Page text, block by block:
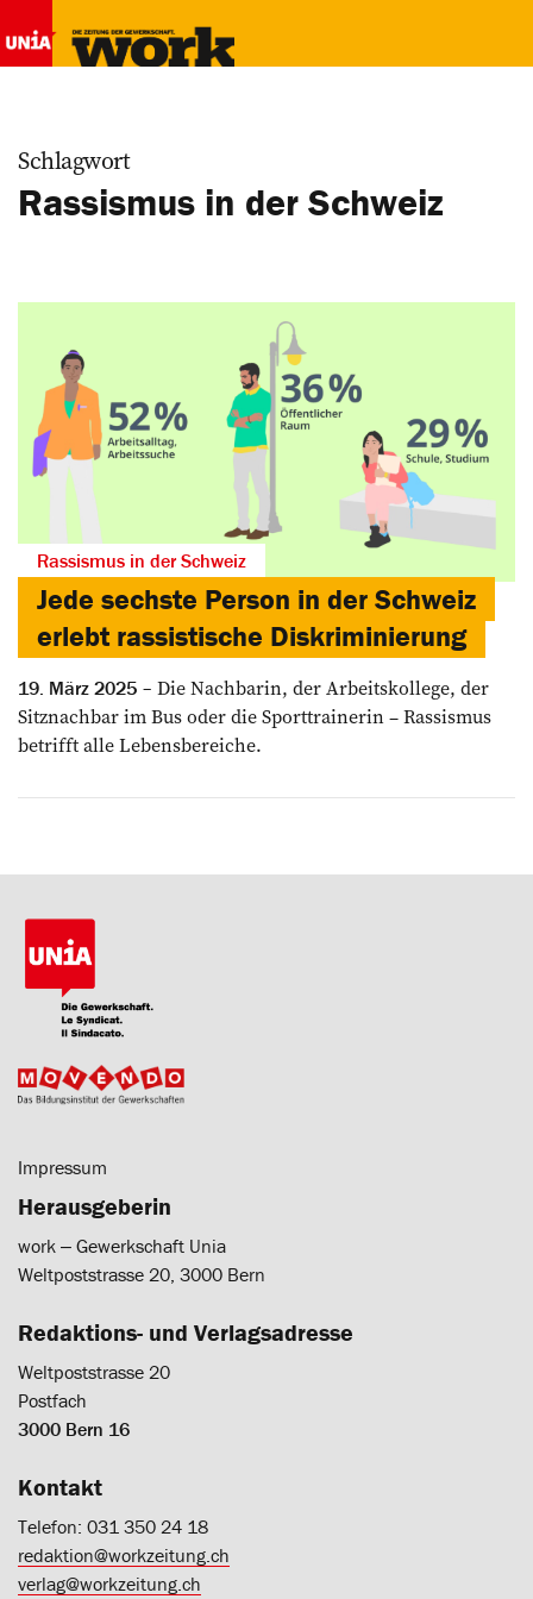
Schlagwort
Rassismus in der Schweiz
Rassismus in der Schweiz
Jede sechste Person in der Schweiz
erlebt rassistische Diskriminierung
19. März 2025
Die Nachbarin, der Arbeitskollege, der
Sitznachbar im Bus oder die Sporttrainerin – Rassismus
betrifft alle Lebensbereiche.
Impressum
Herausgeberin
work ‒ Gewerkschaft Unia
Weltpoststrasse 20, 3000 Bern
Redaktions- und Verlagsadresse
Weltpoststrasse 20
Postfach
3000 Bern 16
Kontakt
Telefon: 031 350 24 18
redaktion@workzeitung.ch
verlag@workzeitung.ch